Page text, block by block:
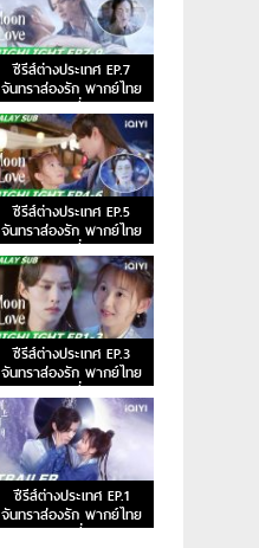
ซีรีส์ต่างประเทศ EP.7
จันทราส่องรัก พากย์ไทย
ตอนที่ 7
ซีรีส์ต่างประเทศ EP.5
จันทราส่องรัก พากย์ไทย
ตอนที่ 5
ซีรีส์ต่างประเทศ EP.3
จันทราส่องรัก พากย์ไทย
ตอนที่ 3
ซีรีส์ต่างประเทศ EP.1
จันทราส่องรัก พากย์ไทย
ตอนที่ 1